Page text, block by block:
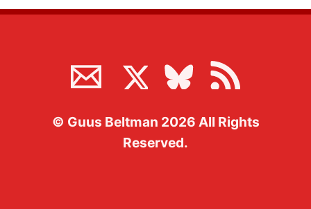
© Guus Beltman 2026 All Rights
Reserved.